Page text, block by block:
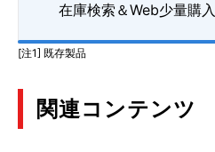
在庫検索＆Web少量購入
[注1] 既存製品
関連コンテンツ